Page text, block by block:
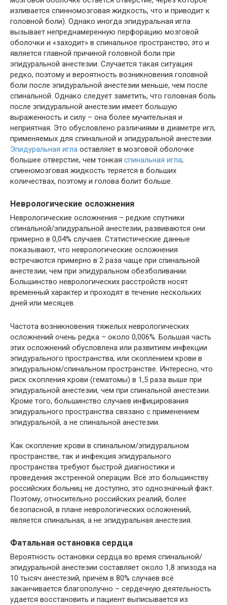
изливается спинномозговая жидкость, что и приводит к
головной боли). Однако иногда эпидуральная игла
вызывает непреднамеренную перфорацию мозговой
оболочки и «заходит» в спинальное пространство, это и
является главной причиной головной боли при
эпидуральной анестезии. Случается такая ситуация
редко, поэтому и вероятность возникновения головной
боли после эпидуральной анестезии меньше, чем после
спинальной. Однако следует заметить, что головная боль
после эпидуральной анестезии имеет большую
выраженность и силу – она более мучительная и
неприятная. Это обусловлено различиями в диаметре игл,
применяемых для спинальной и эпидуральной анестезии.
Эпидуральная игла оставляет в мозговой оболочке
большее отверстие, чем тонкая спинальная игла;
спинномозговая жидкость теряется в больших
количествах, поэтому и голова болит больше.
Неврологические осложнения
Неврологические осложнения – редкие спутники
спинальной/эпидуральной анестезии, развиваются они
примерно в 0,04% случаев. Статистические данные
показывают, что неврологические осложнения
встречаются примерно в 2 раза чаще при спинальной
анестезии, чем при эпидуральном обезболивании.
Большинство неврологических расстройств носят
временный характер и проходят в течение нескольких
дней или месяцев.
Частота возникновения тяжелых неврологических
осложнений очень редка – около 0,006%. Большая часть
этих осложнений обусловлена или развитием инфекции
эпидурального пространства, или скоплением крови в
эпидуральном/спинальном пространстве. Интересно, что
риск скопления крови (гематомы) в 1,5 раза выше при
эпидуральной анестезии, чем при спинальной анестезии.
Кроме того, большинство случаев инфицирования
эпидурального пространства связано с применением
эпидуральной, а не спинальной анестезии.
Как скопление крови в спинальном/эпидуральном
пространстве, так и инфекция эпидурального
пространства требуют быстрой диагностики и
проведения экстренной операции. Всё это большинству
российских больниц не доступно, это однозначный факт.
Поэтому, относительно российских реалий, более
безопасной, в плане неврологических осложнений,
является спинальная, а не эпидуральная анестезия.
Фатальная остановка сердца
Вероятность остановки сердца во время спинальной/
эпидуральной анестезии составляет около 1,8 эпизода на
10 тысяч анестезий, причём в 80% случаев всё
заканчивается благополучно – сердечную деятельность
удается восстановить и пациент выписывается из